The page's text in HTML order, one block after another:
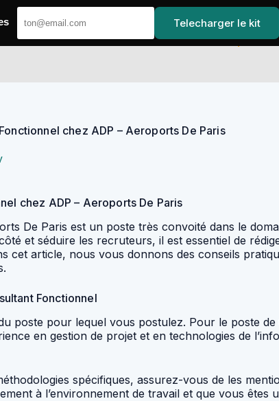
chez ADP – Aeroports De Paris
chez ADP – Aeroports De Paris
De Paris est un poste très convoité dans le
et séduire les recruteurs, il est essentiel de
cet article, nous vous donnons des conseils
Fonctionnel
poste pour lequel vous postulez. Pour le poste
en gestion de projet et en technologies de
spécifiques, assurez-vous de les
à l’environnement de travail et que vous êtes
Telecharger le kit